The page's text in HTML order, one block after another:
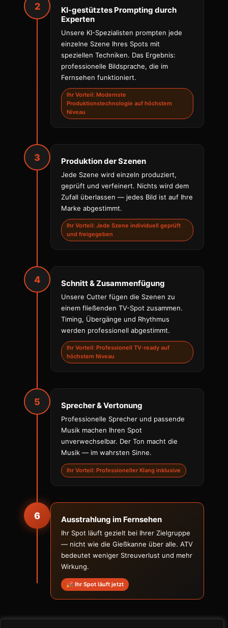
2
KI-gestütztes Prompting durch
Experten
Unsere KI-Spezialisten prompten jede
einzelne Szene Ihres Spots mit
speziellen Techniken. Das Ergebnis:
professionelle Bildsprache, die im
Fernsehen funktioniert.
Ihr Vorteil: Modernste
Produktionstechnologie auf höchstem
Niveau
3 Produktion der Szenen
Jede Szene wird einzeln produziert,
geprüft und verfeinert. Nichts wird dem
Zufall überlassen — jedes Bild ist auf Ihre
Marke abgestimmt.
Ihr Vorteil: Jede Szene individuell geprüft
und freigegeben
4 Schnitt & Zusammenfügung
Unsere Cutter fügen die Szenen zu
einem fließenden TV-Spot zusammen.
Timing, Übergänge und Rhythmus
werden professionell abgestimmt.
Ihr Vorteil: Professionell TV-ready auf
höchstem Niveau
5 Sprecher & Vertonung
Professionelle Sprecher und passende
Musik machen Ihren Spot
unverwechselbar. Der Ton macht die
Musik — im wahrsten Sinne.
Ihr Vorteil: Professioneller Klang inklusive
6 Ausstrahlung im Fernsehen
Ihr Spot läuft gezielt bei Ihrer Zielgruppe
— nicht wie die Gießkanne über alle. ATV
bedeutet weniger Streuverlust und mehr
Wirkung.
🎉 Ihr Spot läuft jetzt